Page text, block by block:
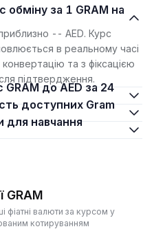
-- AED. Курс
в реальному часі
та з фіксацією
підтвердження.
GRAM
фіатні валюти за курсом у
котируванням